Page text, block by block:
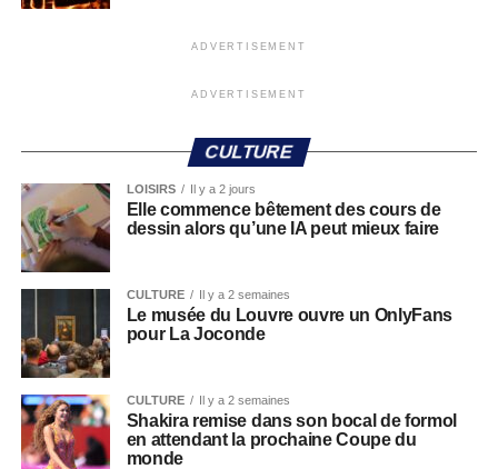
ADVERTISEMENT
ADVERTISEMENT
CULTURE
LOISIRS Il y a 2 jours
Elle commence bêtement des cours de
dessin alors qu’une IA peut mieux faire
CULTURE Il y a 2 semaines
Le musée du Louvre ouvre un OnlyFans
pour La Joconde
CULTURE Il y a 2 semaines
Shakira remise dans son bocal de formol
en attendant la prochaine Coupe du
monde